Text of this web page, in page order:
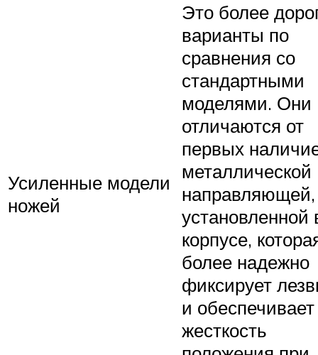
Усиленные модели
ножей
Это более
варианты по
сравнения со
стандартными
моделями. Они
отличаются от
первых
металлической
направляющей,
установленной
корпусе,
более надежно
фиксирует
и обеспечивает
жесткость